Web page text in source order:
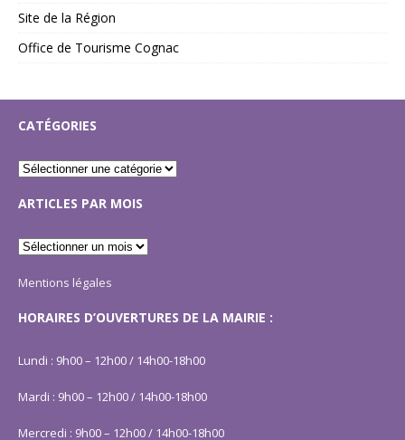
Site de la Région
Office de Tourisme Cognac
CATÉGORIES
ARTICLES PAR MOIS
Mentions légales
HORAIRES D’OUVERTURES DE LA MAIRIE :
Lundi : 9h00 – 12h00 / 14h00-18h00
Mardi : 9h00 – 12h00 / 14h00-18h00
Mercredi : 9h00 – 12h00 / 14h00-18h00